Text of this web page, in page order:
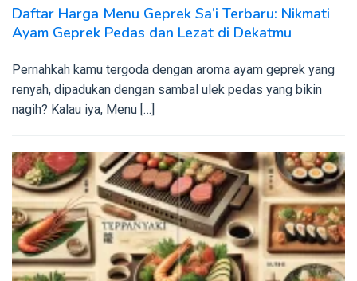
Daftar Harga Menu Geprek Sa’i Terbaru: Nikmati
Ayam Geprek Pedas dan Lezat di Dekatmu
Pernahkah kamu tergoda dengan aroma ayam geprek yang
renyah, dipadukan dengan sambal ulek pedas yang bikin
nagih? Kalau iya, Menu […]